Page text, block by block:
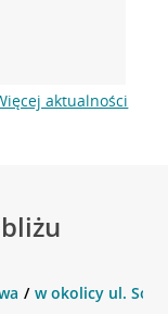
aktualności
w okolicy ul.